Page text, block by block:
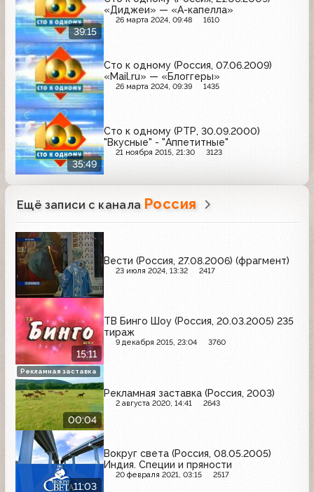
39:15
«Диджеи» — «А-капелла»
26 марта 2024, 09:48 1610
Сто к одному (Россия, 07.06.2009)
«Mail.ru» — «Блоггеры»
26 марта 2024, 09:39 1435
35:49
Сто к одному (РТР, 30.09.2000)
"Вкусные" - "Аппетитные"
21 ноября 2015, 21:30 3123
Ещё записи с канала Россия
Вести (Россия, 27.08.2006) (фрагмент)
23 июля 2024, 13:32 2417
15:11
ТВ Бинго Шоу (Россия, 20.03.2005) 235
тираж
9 декабря 2015, 23:04 3760
00:04
Рекламная заставка (Россия, 2003)
2 августа 2020, 14:41 2643
Рекламная заставка
11:03
Вокруг света (Россия, 08.05.2005)
Индия. Специи и пряности
20 февраля 2021, 03:15 2517